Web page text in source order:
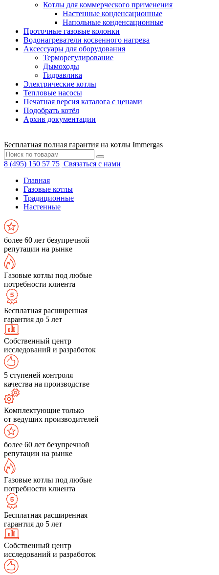
Котлы для коммерческого применения
Настенные конденсационные
Напольные конденсационные
Проточные газовые колонки
Водонагреватели косвенного нагрева
Аксессуары для оборудования
Терморегулирование
Дымоходы
Гидравлика
Электрические котлы
Тепловые насосы
Печатная версия каталога с ценами
Подобрать котёл
Архив документации
Бесплатная полная гарантия на котлы Immergas
8 (495) 150 57 75 Связаться с нами
Главная
Газовые котлы
Традиционные
Настенные
более 60 лет безупречной
репутации на рынке
Газовые котлы под любые
потребности клиента
Бесплатная расширенная
гарантия до 5 лет
Собственный центр
исследований и разработок
5 ступеней контроля
качества на производстве
Комплектующие только
от ведущих производителей
более 60 лет безупречной
репутации на рынке
Газовые котлы под любые
потребности клиента
Бесплатная расширенная
гарантия до 5 лет
Собственный центр
исследований и разработок